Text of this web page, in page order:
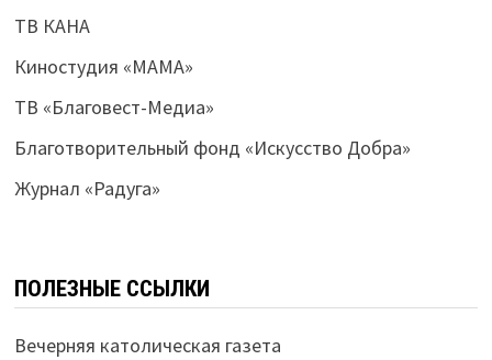
ТВ КАНА
Киностудия «МАМА»
ТВ «Благовест-Медиа»
Благотворительный фонд «Искусство Добра»
Журнал «Радуга»
ПОЛЕЗНЫЕ ССЫЛКИ
Вечерняя католическая газета